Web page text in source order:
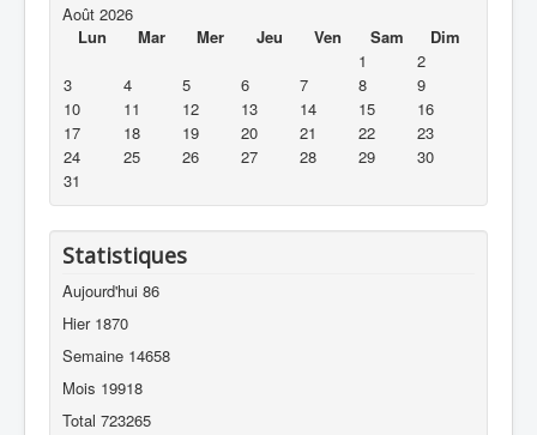
Août 2026
Lun
Mar Mer Jeu Ven Sam
Dim
1
2
3
4 5 6 7 8
9
10
11 12 13 14 15
16
17
18 19 20 21 22
23
24
25 26 27 28 29
30
31
Statistiques
Aujourd'hui 86
Hier 1870
Semaine 14658
Mois 19918
Total 723265